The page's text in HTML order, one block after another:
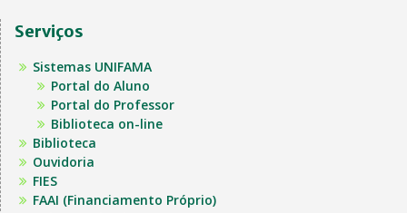
Serviços
Sistemas UNIFAMA
Portal do Aluno
Portal do Professor
Biblioteca on-line
Biblioteca
Ouvidoria
FIES
FAAI (Financiamento Próprio)